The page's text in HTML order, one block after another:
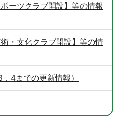
ーツクラブ開設】等の情報
・文化クラブ開設】等の情
4までの更新情報）